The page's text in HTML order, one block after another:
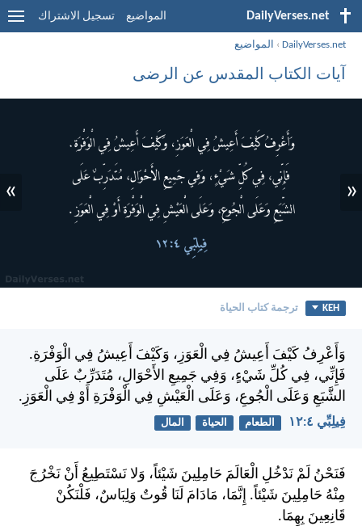
DailyVerses.net المواضيع تسجيل الاشتراك
DailyVerses.net
› المواضيع
آيات الكتاب المقدس عن الرضى
«
»
KEH ترجمة كتاب الحياة
وَأَعْرِفُ كَيْفَ أَعِيشُ فِي الْعَوَزِ، وَكَيْفَ أَعِيشُ فِي الْوَفْرَةِ.
فَإِنِّي، فِي كُلِّ شَيْءٍ، وَفِي جَمِيعِ الأَحْوَالِ، مُتَدَرِّبٌ عَلَى
الشَّبَعِ وَعَلَى الْجُوعِ، وَعَلَى الْعَيْشِ فِي الْوَفْرَةِ أَوْ فِي الْعَوَزِ.
فِيلِبِّي ٤:‏١٢ الطعام الحياة المال
فَنَحْنُ لَمْ نَدْخُلِ الْعَالَمَ حَامِلِينَ شَيْئاً، وَلا نَسْتَطِيعُ أَنْ نَخْرُجَ
مِنْهُ حَامِلِينَ شَيْئاً. إِنَّمَا، مَادَامَ لَنَا قُوتٌ وَلِبَاسٌ، فَلْنَكُنْ
قَانِعِينَ بِهِمَا.